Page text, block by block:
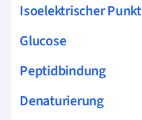
Isoelektrischer Punkt
Glucose
Peptidbindung
Denaturierung